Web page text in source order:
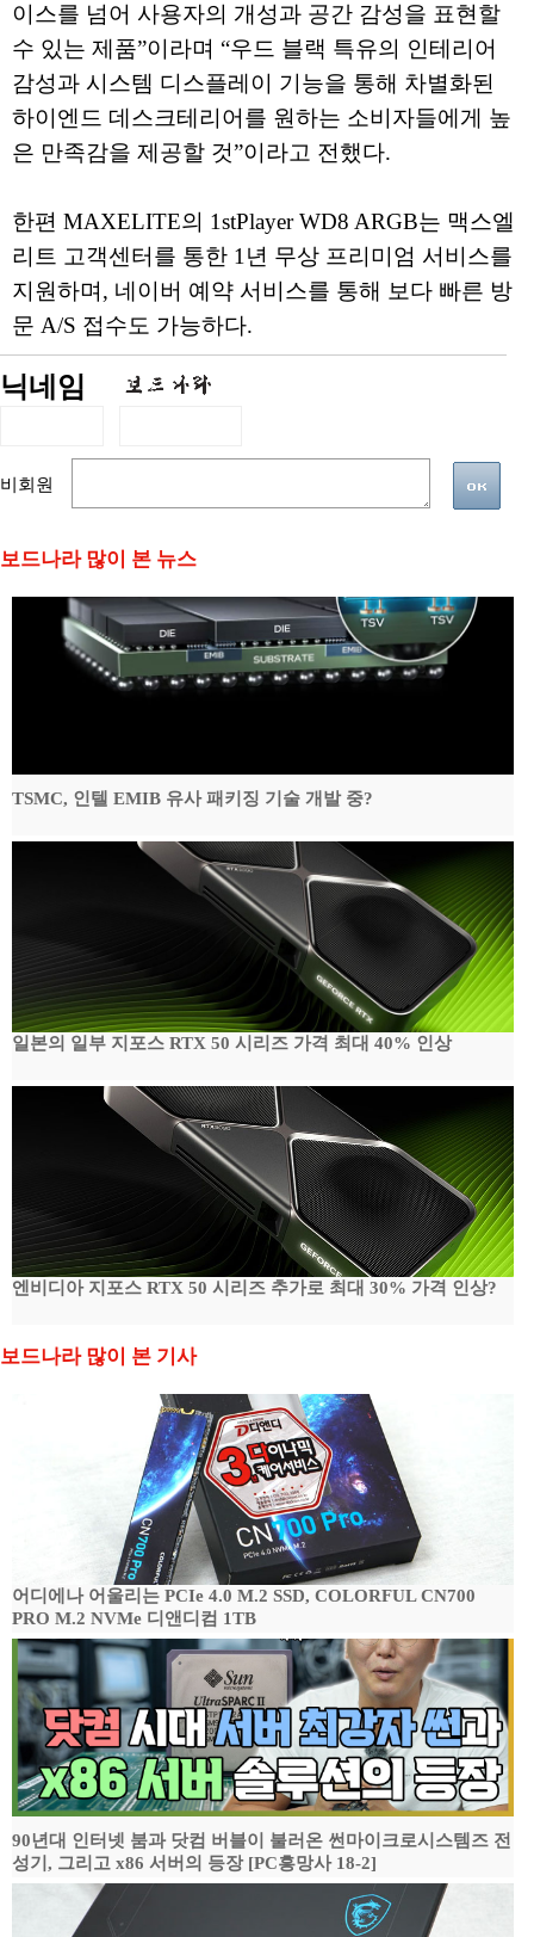
이스를 넘어 사용자의 개성과 공간 감성을 표현할
수 있는 제품”이라며 “우드 블랙 특유의 인테리어
감성과 시스템 디스플레이 기능을 통해 차별화된
하이엔드 데스크테리어를 원하는 소비자들에게 높
은 만족감을 제공할 것”이라고 전했다.
한편 MAXELITE의 1stPlayer WD8 ARGB는 맥스엘
리트 고객센터를 통한 1년 무상 프리미엄 서비스를
지원하며, 네이버 예약 서비스를 통해 보다 빠른 방
문 A/S 접수도 가능하다.
닉네임
비회원
보드나라 많이 본 뉴스
TSMC, 인텔 EMIB 유사 패키징 기술 개발 중?
일본의 일부 지포스 RTX 50 시리즈 가격 최대 40% 인상
엔비디아 지포스 RTX 50 시리즈 추가로 최대 30% 가격 인상?
보드나라 많이 본 기사
어디에나 어울리는 PCIe 4.0 M.2 SSD, COLORFUL CN700
PRO M.2 NVMe 디앤디컴 1TB
90년대 인터넷 붐과 닷컴 버블이 불러온 썬마이크로시스템즈 전
성기, 그리고 x86 서버의 등장 [PC흥망사 18-2]